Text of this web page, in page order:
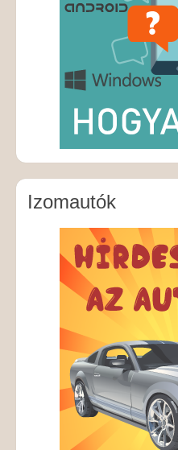
Izomautók